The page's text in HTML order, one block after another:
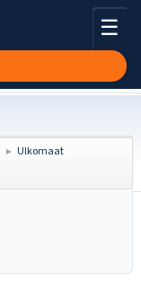
☰
► Ulkomaat